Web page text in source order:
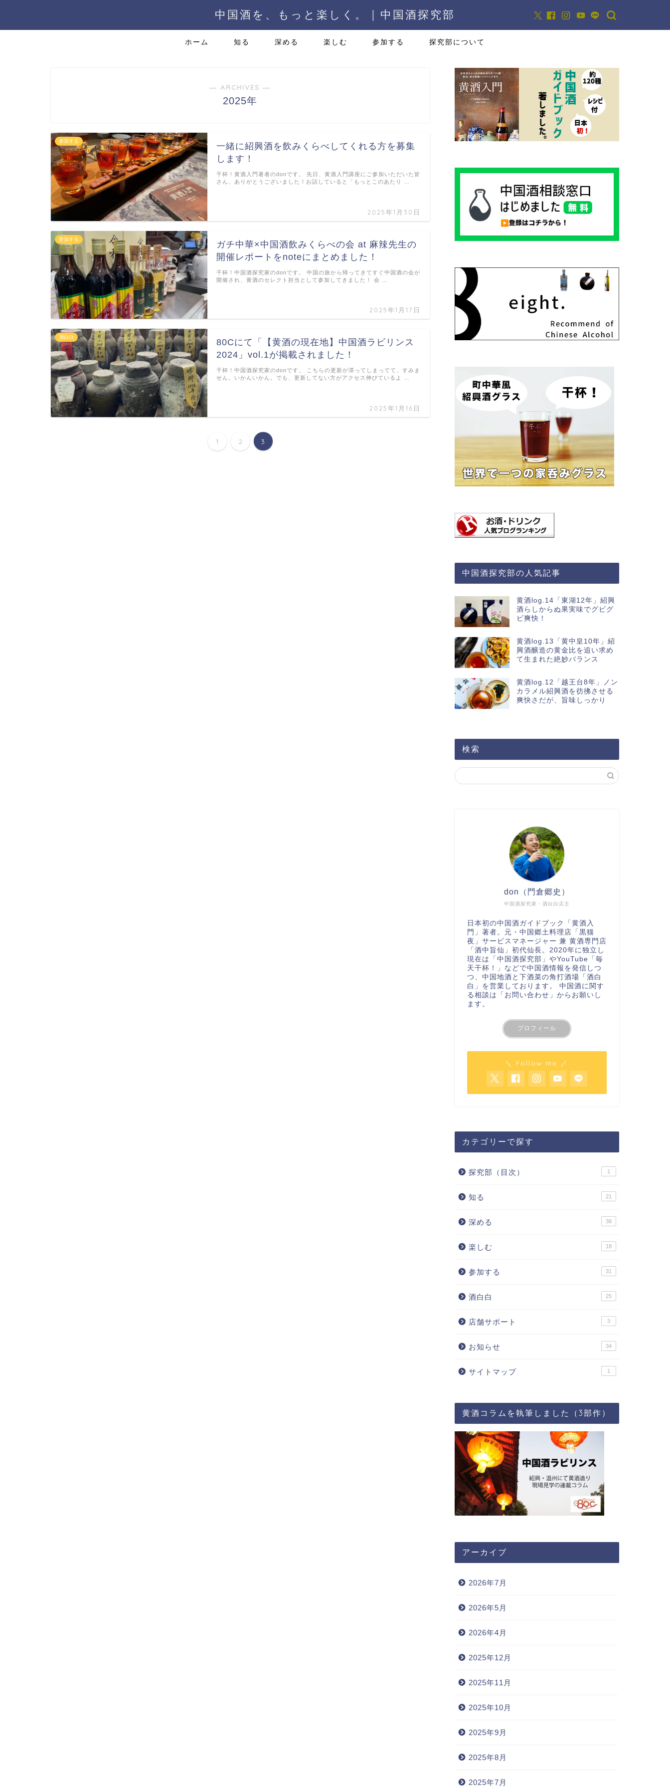
中国酒を、もっと楽しく。 | 中国酒探究部
ホーム 知る 深める 楽しむ 参加する 探究部について
― ARCHIVES ―
2025年
参加する
一緒に紹興酒を飲みくらべしてくれる方を募集
します！
2025年1月30日
干杯！黄酒入門著者のdonです。 先日、黄酒入門講座にご参加いただいた皆
さん、ありがとうございました！お話していると「もっとこのあたり …
参加する
ガチ中華×中国酒飲みくらべの会 at 麻辣先生の
開催レポートをnoteにまとめました！
2025年1月17日
干杯！中国酒探究家のdonです。 中国の旅から帰ってきてすぐ中国酒の会が
開催され、黄酒のセレクト担当として参加してきました！ 会 …
酒白白
80Cにて「【黄酒の現在地】中国酒ラビリンス
2024」vol.1が掲載されました！
2025年1月16日
干杯！中国酒探究家のdonです。 こちらの更新が滞ってしまってて、すみま
せん。いかんいかん。でも、更新してない方がアクセス伸びているよ …
1 2 3
中国酒探究部の人気記事
黄酒log.14「東湖12年」紹興
酒らしからぬ果実味でグビグ
ビ爽快！
黄酒log.13「黄中皇10年」紹
興酒醸造の黄金比を追い求め
て生まれた絶妙バランス
黄酒log.12「越王台8年」ノン
カラメル紹興酒を彷彿させる
爽快さだが、旨味しっかり
検索
中国酒探究家・酒白白店主
don（門倉郷史）
日本初の中国酒ガイドブック「 黄酒入
門 」著者。元・中国郷土料理店「黒猫
夜」サービスマネージャー 兼 黄酒専門店
「酒中旨仙」初代仙長。2020年に独立し
現在は「 中国酒探究部 」やYouTube 「毎
天干杯！」 などで中国酒情報を発信しつ
つ、中国地酒と下酒菜の角打酒場「酒白
白」を営業しております。 中国酒に関す
る相談は
「お問い合わせ」 からお願いし
ます。
プロフィール
＼ Follow me ／
カテゴリーで探す
探究部（目次） 1
知る 21
深める 38
楽しむ 18
参加する 31
酒白白 25
店舗サポート 3
お知らせ 34
サイトマップ 1
黄酒コラムを執筆しました（3部作）
アーカイブ
2026年7月
2026年5月
2026年4月
2025年12月
2025年11月
2025年10月
2025年9月
2025年8月
2025年7月